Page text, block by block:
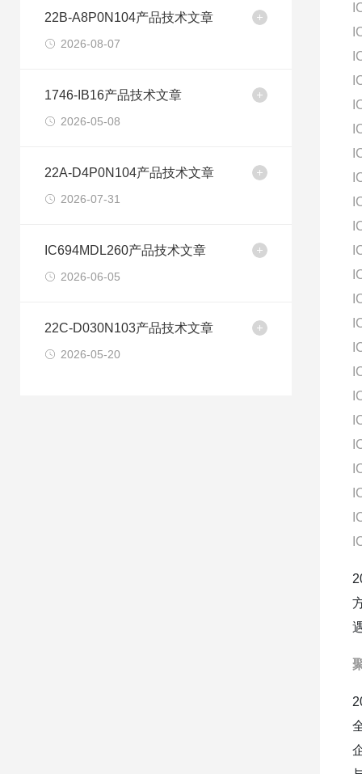
22B-A8P0N104产品技术文章
2026-08-07
1746-IB16产品技术文章
2026-05-08
22A-D4P0N104产品技术文章
2026-07-31
IC694MDL260产品技术文章
2026-06-05
22C-D030N103产品技术文章
2026-05-20